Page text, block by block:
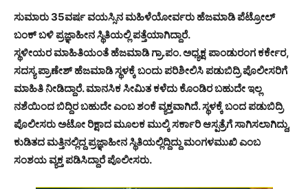
ಸುಮಾರು 35ವರ್ಷ ವಯಸ್ಸಿನ ಮಹಿಳೆಯೋರ್ವರು ಹೆಜಮಾಡಿ ಪೆಟ್ರೋಲ್
ಬಂಕ್ ಬಳಿ ಪ್ರಜ್ಞಾಹೀನ ಸ್ಥಿತಿಯಲ್ಲಿ ಪತ್ತೆಯಾಗಿದ್ದಾರೆ.
ಸ್ಥಳೀಯರ ಮಾಹಿತಿಯಂತೆ ಹೆಜಮಾಡಿ ಗ್ರಾ.ಪಂ. ಅಧ್ಯಕ್ಷ ಪಾಂಡುರಂಗ ಕರ್ಕೇರ,
ಸದಸ್ಯ ಪ್ರಾಣೇಶ್ ಹೆಜಮಾಡಿ ಸ್ಥಳಕ್ಕೆ ಬಂದು ಪರಿಶೀಲಿಸಿ ಪಡುಬಿದ್ರಿ ಪೊಲೀಸರಿಗೆ
ಮಾಹಿತಿ ನೀಡಿದ್ದಾರೆ. ಮಾನಸಿಕ ಸೀಮಿತ ಕಳೆದು ಕೊಂಡಿರ ಬಹುದೇ ಇಲ್ಲ
ನಶೆಯಿಂದ ಬಿದ್ದಿರ ಬಹುದೇ ಎಂಬ ಶಂಕೆ ವ್ಯಕ್ತವಾಗಿದೆ. ಸ್ಥಳಕ್ಕೆ ಬಂದ ಪಡುಬಿದ್ರಿ
ಪೊಲೀಸರು ಅಟೋ ರಿಕ್ಷಾದ ಮೂಲಕ ಮುಲ್ಕಿ ಸರ್ಕಾರಿ ಆಸ್ಪತ್ರೆಗೆ ಸಾಗಿಸಲಾಗಿದ್ದು,
ಕುಡಿತದ ಮತ್ತಿನಲ್ಲಿದ್ದ ಪ್ರಜ್ಞಾಹೀನ ಸ್ಥಿತಿಯಲ್ಲಿದ್ದಿದ್ದು ಮಂಗಳಮುಖಿ ಎಂಬ
ಸಂಶಯ ವ್ಯಕ್ತ ಪಡಿಸಿದ್ದಾರೆ ಪೊಲೀಸರು.